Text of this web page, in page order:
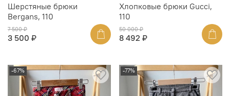
Шерстяные брюки
Bergans, 110
7 500 ₽
3 500 ₽
Хлопковые брюки Gucci,
110
50 000 ₽
8 492 ₽
-67% -77%